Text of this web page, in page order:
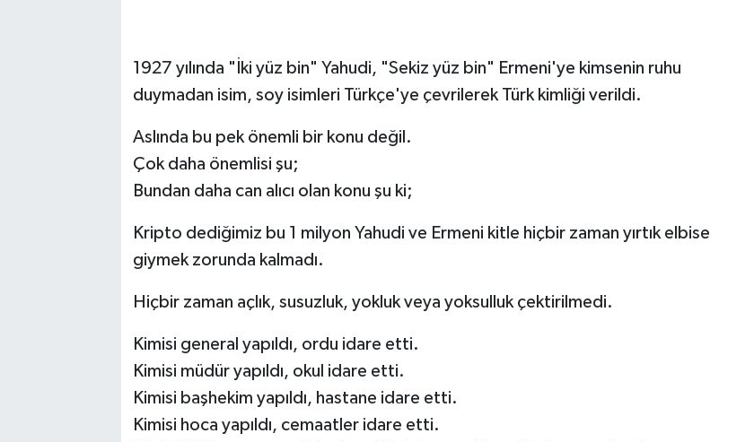
1927 yılında "İki yüz bin" Yahudi, "Sekiz yüz bin" Ermeni'ye kimsenin ruhu
duymadan isim, soy isimleri Türkçe'ye çevrilerek Türk kimliği verildi.
Aslında bu pek önemli bir konu değil.
Çok daha önemlisi şu;
Bundan daha can alıcı olan konu şu ki;
Kripto dediğimiz bu 1 milyon Yahudi ve Ermeni kitle hiçbir zaman yırtık elbise
giymek zorunda kalmadı.
Hiçbir zaman açlık, susuzluk, yokluk veya yoksulluk çektirilmedi.
Kimisi general yapıldı, ordu idare etti.
Kimisi müdür yapıldı, okul idare etti.
Kimisi başhekim yapıldı, hastane idare etti.
Kimisi hoca yapıldı, cemaatler idare etti.